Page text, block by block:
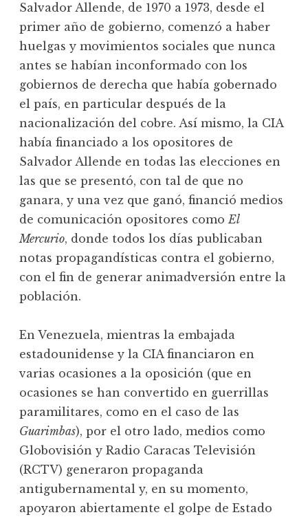
Salvador Allende, de 1970 a 1973, desde el
primer año de gobierno, comenzó a haber
huelgas y movimientos sociales que nunca
antes se habían inconformado con los
gobiernos de derecha que había gobernado
el país, en particular después de la
nacionalización del cobre. Así mismo, la CIA
había financiado a los opositores de
Salvador Allende en todas las elecciones en
las que se presentó, con tal de que no
ganara, y una vez que ganó, financió medios
de comunicación opositores comoEl
Mercurio, donde todos los días publicaban
notas propagandísticas contra el gobierno,
con el fin de generar animadversión entre la
población.
En Venezuela, mientras la embajada
estadounidense y la CIA financiaron en
varias ocasiones a la oposición (que en
ocasiones se han convertido en guerrillas
paramilitares, como en el caso de las
Guarimbas), por el otro lado, medios como
Globovisión y Radio Caracas Televisión
(RCTV) generaron propaganda
antigubernamental y, en su momento,
apoyaron abiertamente el golpe de Estado